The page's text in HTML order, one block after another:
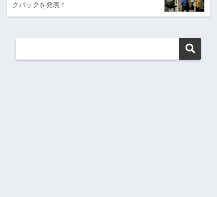
クパックを発表！